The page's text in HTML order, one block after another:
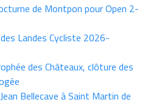
de Montpon pour Open 2-
Landes Cycliste 2026-
des Châteaux, clôture des
Bellecave à Saint Martin de